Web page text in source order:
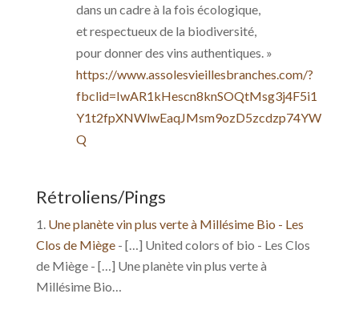
dans un cadre à la fois écologique,
et respectueux de la biodiversité,
pour donner des vins authentiques. »
https://www.assolesvieillesbranches.com/?
fbclid=IwAR1kHescn8knSOQtMsg3j4F5i1
Y1t2fpXNWlwEaqJMsm9ozD5zcdzp74YW
Q
Rétroliens/Pings
Une planète vin plus verte à Millésime Bio - Les
Clos de Miège- […] United colors of bio - Les Clos
de Miège - […] Une planète vin plus verte à
Millésime Bio…